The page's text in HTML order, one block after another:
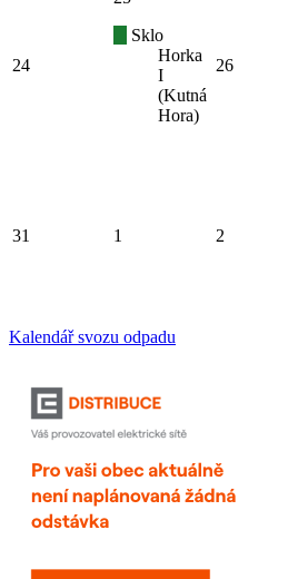
24
Sklo
Horka
I
(Kutná
Hora)
26
31 1 2
Kalendář svozu odpadu